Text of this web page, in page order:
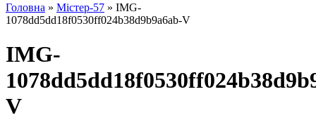
Головна » Містер-57 » IMG-
1078dd5dd18f0530ff024b38d9b9a6ab-V
IMG-
V